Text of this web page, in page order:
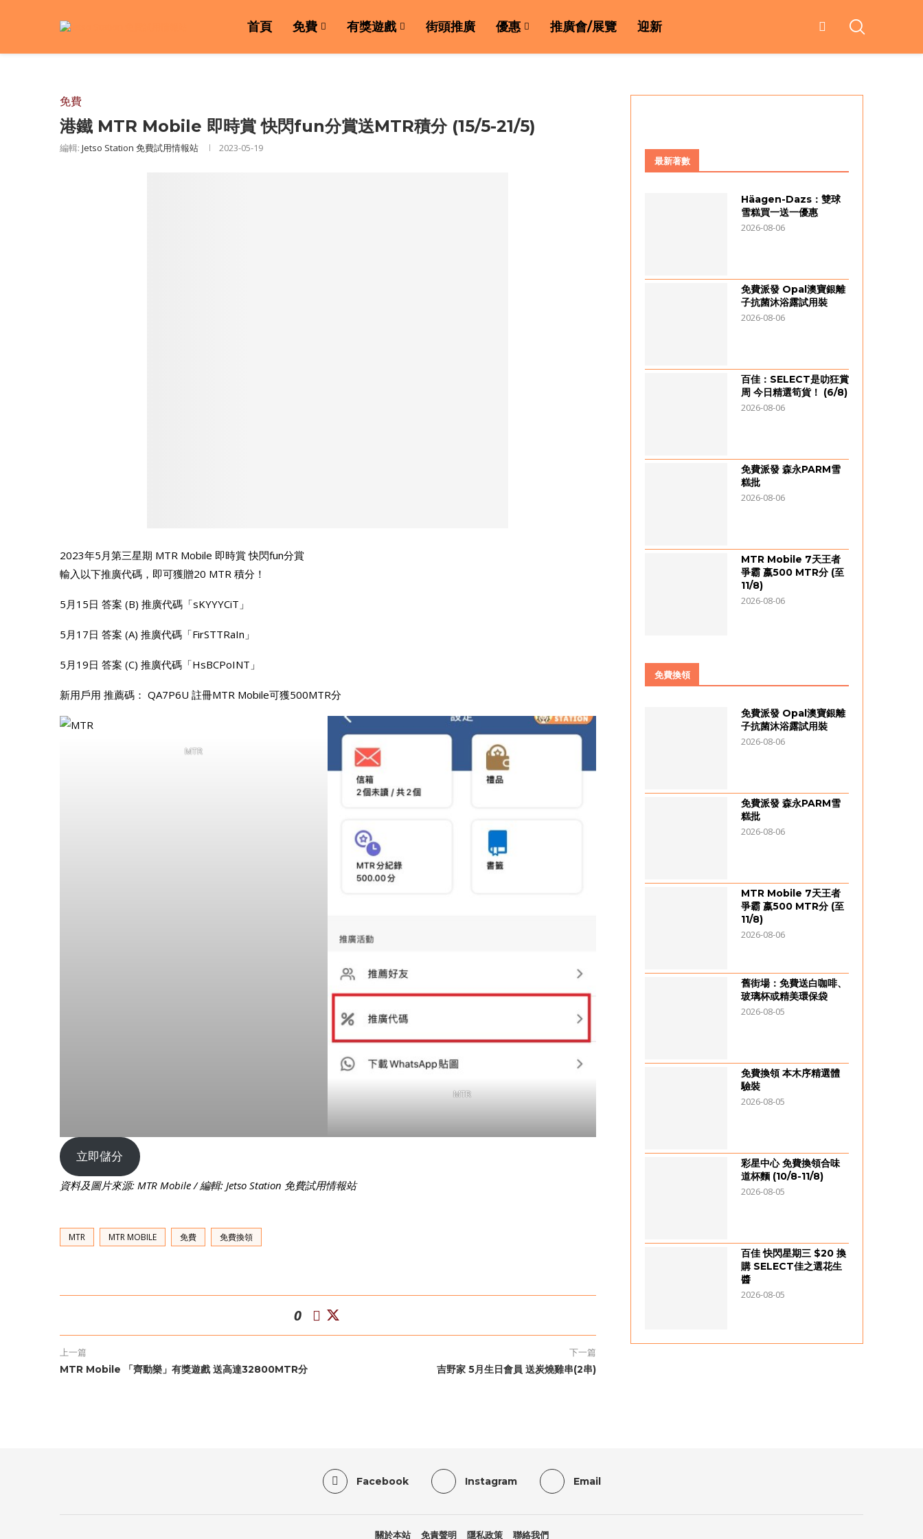
首頁 免費 有獎遊戲 街頭推廣 優惠 推廣會/展覽 迎新
免費
港鐵 MTR Mobile 即時賞 快閃fun分賞送MTR積分 (15/5-21/5)
編輯: Jetso Station 免費試用情報站 2023-05-19
2023年5月第三星期 MTR Mobile 即時賞 快閃fun分賞
輸入以下推廣代碼，即可獲贈20 MTR 積分！
5月15日 答案 (B) 推廣代碼「sKYYYCiT」
5月17日 答案 (A) 推廣代碼「FirSTTRaIn」
5月19日 答案 (C) 推廣代碼「HsBCPoINT」
新用戶用 推薦碼： QA7P6U 註冊MTR Mobile可獲500MTR分
MTR
MTR
立即儲分
資料及圖片來源: MTR Mobile / 編輯: Jetso Station 免費試用情報站
MTR MTR MOBILE 免費 免費換領
0
上一篇
MTR Mobile 「齊動樂」有獎遊戲 送高達32800MTR分
下一篇
吉野家 5月生日會員 送炭燒雞串(2串)
最新著數
Häagen-Dazs：雙球
雪糕買一送一優惠
2026-08-06
免費派發 Opal澳寶銀離
子抗菌沐浴露試用裝
2026-08-06
百佳：SELECT是叻狂賞
周 今日精選筍貨！ (6/8)
2026-08-06
免費派發 森永PARM雪
糕批
2026-08-06
MTR Mobile 7天王者
爭霸 嬴500 MTR分 (至
11/8)
2026-08-06
免費換領
免費派發 Opal澳寶銀離
子抗菌沐浴露試用裝
2026-08-06
免費派發 森永PARM雪
糕批
2026-08-06
MTR Mobile 7天王者
爭霸 嬴500 MTR分 (至
11/8)
2026-08-06
舊街場：免費送白咖啡、
玻璃杯或精美環保袋
2026-08-05
免費換領 本木序精選體
驗裝
2026-08-05
彩星中心 免費換領合味
道杯麵 (10/8-11/8)
2026-08-05
百佳 快閃星期三 $20 換
購 SELECT佳之選花生
醬
2026-08-05
Facebook Instagram Email
關於本站 免責聲明 隱私政策 聯絡我們